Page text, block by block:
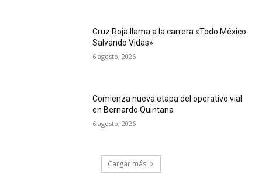
Cruz Roja llama a la carrera «Todo México
Salvando Vidas»
6 agosto, 2026
Comienza nueva etapa del operativo vial
en Bernardo Quintana
6 agosto, 2026
Cargar más